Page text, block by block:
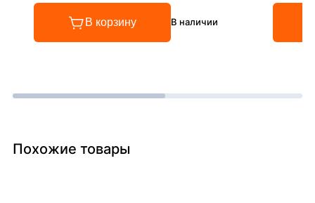
В корзину В наличии
Похожие товары